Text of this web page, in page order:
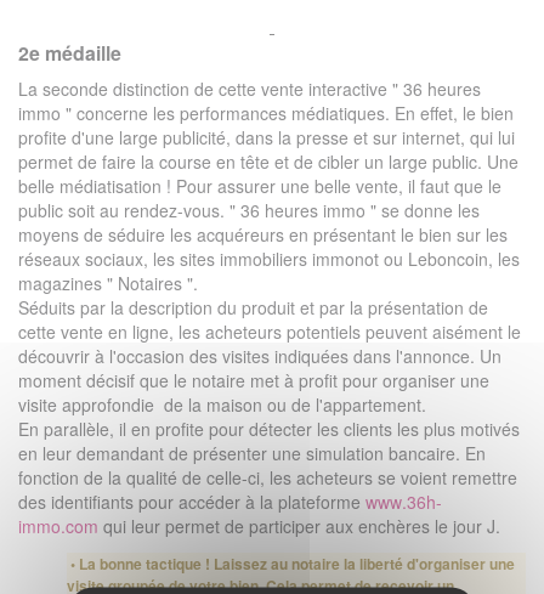
2e médaille
La seconde distinction de cette vente interactive " 36 heures
immo " concerne les performances médiatiques. En effet, le bien
profite d'une large publicité, dans la presse et sur internet, qui lui
permet de faire la course en tête et de cibler un large public. Une
belle médiatisation ! Pour assurer une belle vente, il faut que le
public soit au rendez-vous. " 36 heures immo " se donne les
moyens de séduire les acquéreurs en présentant le bien sur les
réseaux sociaux, les sites immobiliers immonot ou Leboncoin, les
magazines " Notaires ".
Séduits par la description du produit et par la présentation de
cette vente en ligne, les acheteurs potentiels peuvent aisément le
découvrir à l'occasion des visites indiquées dans l'annonce. Un
moment décisif que le notaire met à profit pour organiser une
visite approfondie de la maison ou de l'appartement.
En parallèle, il en profite pour détecter les clients les plus motivés
en leur demandant de présenter une simulation bancaire. En
fonction de la qualité de celle-ci, les acheteurs se voient remettre
des identifiants pour accéder à la plateforme www.36h-
immo.com qui leur permet de participer aux enchères le jour J.
• La bonne tactique ! Laissez au notaire la liberté d'organiser une
visite groupée de votre bien. Cela permet de recevoir un